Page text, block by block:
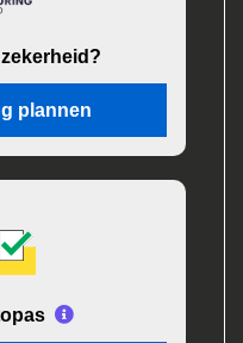
plannen